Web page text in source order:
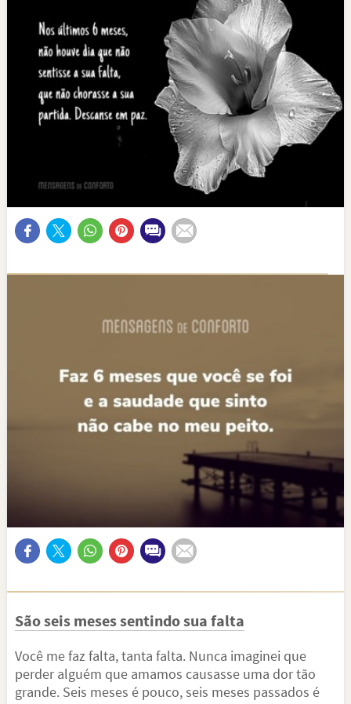
São seis meses sentindo sua falta
Você me faz falta, tanta falta. Nunca imaginei que
perder alguém que amamos causasse uma dor tão
grande. Seis meses é pouco, seis meses passados é